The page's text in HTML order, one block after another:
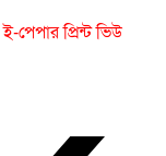
ই-পেপার প্রিন্ট ভিউ